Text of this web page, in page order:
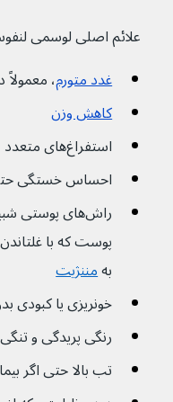
علائم اصلی لوسمی
غدد متورم، معمولاً
کاهش وزن
استفراغ‌های متعدد
احساس خستگی
راش‌های پوستی
به مننژیت
خونریزی یا کبودی
رنگی پریدگی و
تب بالا حتی اگر